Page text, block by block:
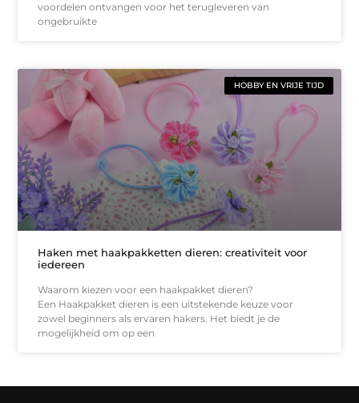
voordelen ontvangen voor het terugleveren van
ongebruikte
HOBBY EN VRIJE TIJD
Haken met haakpakketten dieren: creativiteit voor
iedereen
Waarom kiezen voor een haakpakket dieren?
Een Haakpakket dieren is een uitstekende keuze voor
zowel beginners als ervaren hakers. Het biedt je de
mogelijkheid om op een